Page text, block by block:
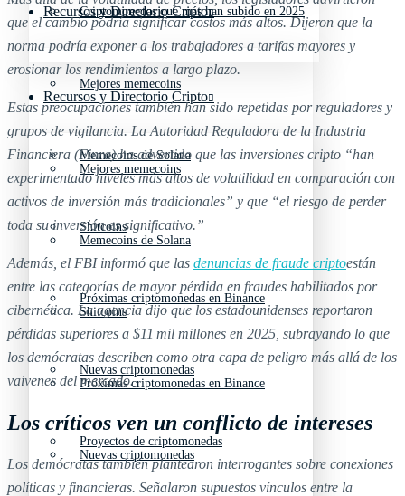
Recursos y Directorio Cripto
Mejores memecoins
Memecoins de Solana
Shitcoins
Próximas criptomonedas en Binance
Nuevas criptomonedas
Proyectos de criptomonedas
Criptomonedas que más han subido en 2025
Recursos y Directorio Cripto
Mejores memecoins
Memecoins de Solana
Shitcoins
Próximas criptomonedas en Binance
Nuevas criptomonedas
que el cambio podría significar costos más altos. Dijeron que la
norma podría exponer a los trabajadores a tarifas mayores y
erosionar los rendimientos a largo plazo.
Estas preocupaciones también han sido repetidas por reguladores y
grupos de vigilancia. La Autoridad Reguladora de la Industria
Financiera (Finra) ha advertido que las inversiones cripto “han
experimentado niveles más altos de volatilidad en comparación con
activos de inversión más tradicionales” y que “el riesgo de perder
toda su inversión es significativo.”
Además, el FBI informó que las denuncias de fraude criptoestán
entre las categorías de mayor pérdida en fraudes habilitados por
cibernética. La agencia dijo que los estadounidenses reportaron
pérdidas superiores a $11 mil millones en 2025, subrayando lo que
los demócratas describen como otra capa de peligro más allá de los
vaivenes del mercado.
Los críticos ven un conflicto de intereses
Los demócratas también plantearon interrogantes sobre conexiones
políticas y financieras. Señalaron supuestos vínculos entre la